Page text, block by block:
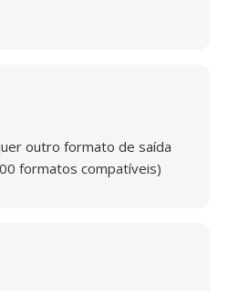
outro formato de saída
formatos compatíveis)